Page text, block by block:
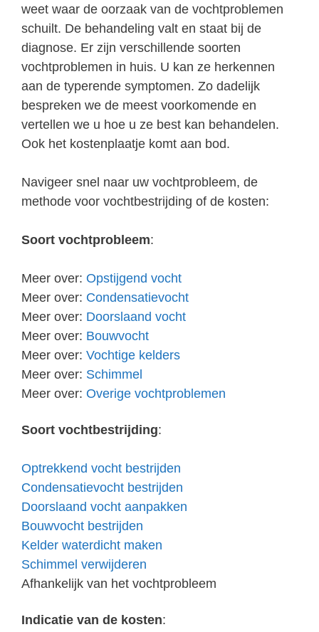
weet waar de oorzaak van de vochtproblemen
schuilt. De behandeling valt en staat bij de
diagnose. Er zijn verschillende soorten
vochtproblemen in huis. U kan ze herkennen
aan de typerende symptomen. Zo dadelijk
bespreken we de meest voorkomende en
vertellen we u hoe u ze best kan behandelen.
Ook het kostenplaatje komt aan bod.
Navigeer snel naar uw vochtprobleem, de
methode voor vochtbestrijding of de kosten:
Soort vochtprobleem:
Meer over: Opstijgend vocht
Meer over: Condensatievocht
Meer over: Doorslaand vocht
Meer over: Bouwvocht
Meer over: Vochtige kelders
Meer over: Schimmel
Meer over: Overige vochtproblemen
Soort vochtbestrijding:
Optrekkend vocht bestrijden
Condensatievocht bestrijden
Doorslaand vocht aanpakken
Bouwvocht bestrijden
Kelder waterdicht maken
Schimmel verwijderen
Afhankelijk van het vochtprobleem
Indicatie van de kosten: